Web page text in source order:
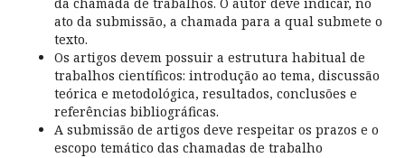
da chamada de trabalhos. O autor deve indicar, no
ato da submissão, a chamada para a qual submete o
texto.
Os artigos devem possuir a estrutura habitual de
trabalhos científicos: introdução ao tema, discussão
teórica e metodológica, resultados, conclusões e
referências bibliográficas.
A submissão de artigos deve respeitar os prazos e o
escopo temático das chamadas de trabalho